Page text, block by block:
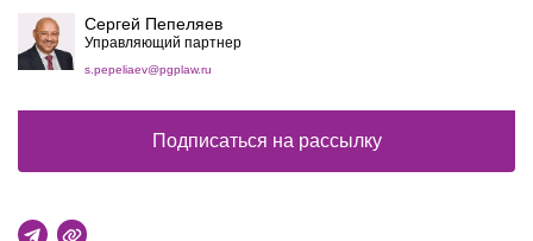
Сергей Пепеляев
Управляющий партнер
s.pepeliaev@pgplaw.ru
Подписаться на рассылку